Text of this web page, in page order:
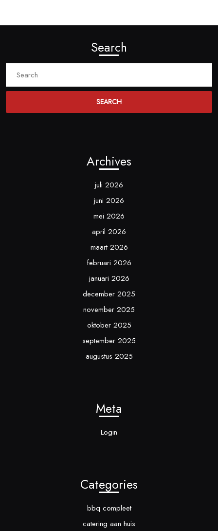
Search
Archives
juli 2026
juni 2026
mei 2026
april 2026
maart 2026
februari 2026
januari 2026
december 2025
november 2025
oktober 2025
september 2025
augustus 2025
Meta
Login
Categories
bbq compleet
catering aan huis